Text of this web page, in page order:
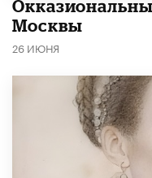
Москвы
26 ИЮНЯ